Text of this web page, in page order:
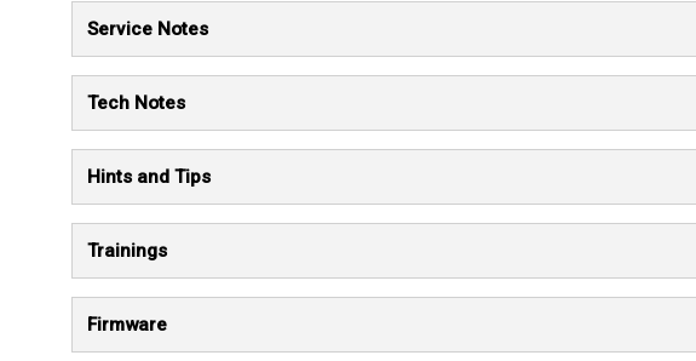
Service Notes
Tech Notes
Hints and Tips
Trainings
Firmware